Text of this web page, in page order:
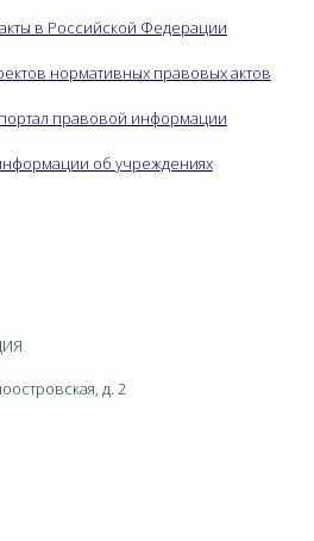
в Российской Федерации
нормативных правовых актов
правовой информации
об учреждениях
д. 2